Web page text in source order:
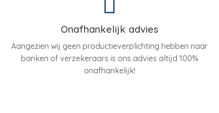
Onafhankelijk advies
Aangezien wij geen productieverplichting hebben naar
banken of verzekeraars is ons advies altijd 100%
onafhankelijk!